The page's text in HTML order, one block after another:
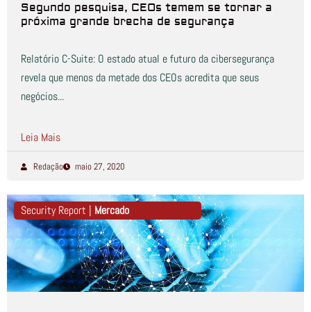
Segundo pesquisa, CEOs temem se tornar a
próxima grande brecha de segurança
Relatório C-Suite: O estado atual e futuro da cibersegurança
revela que menos da metade dos CEOs acredita que seus
negócios...
Leia Mais
Redação maio 27, 2020
Security Report | Mercado